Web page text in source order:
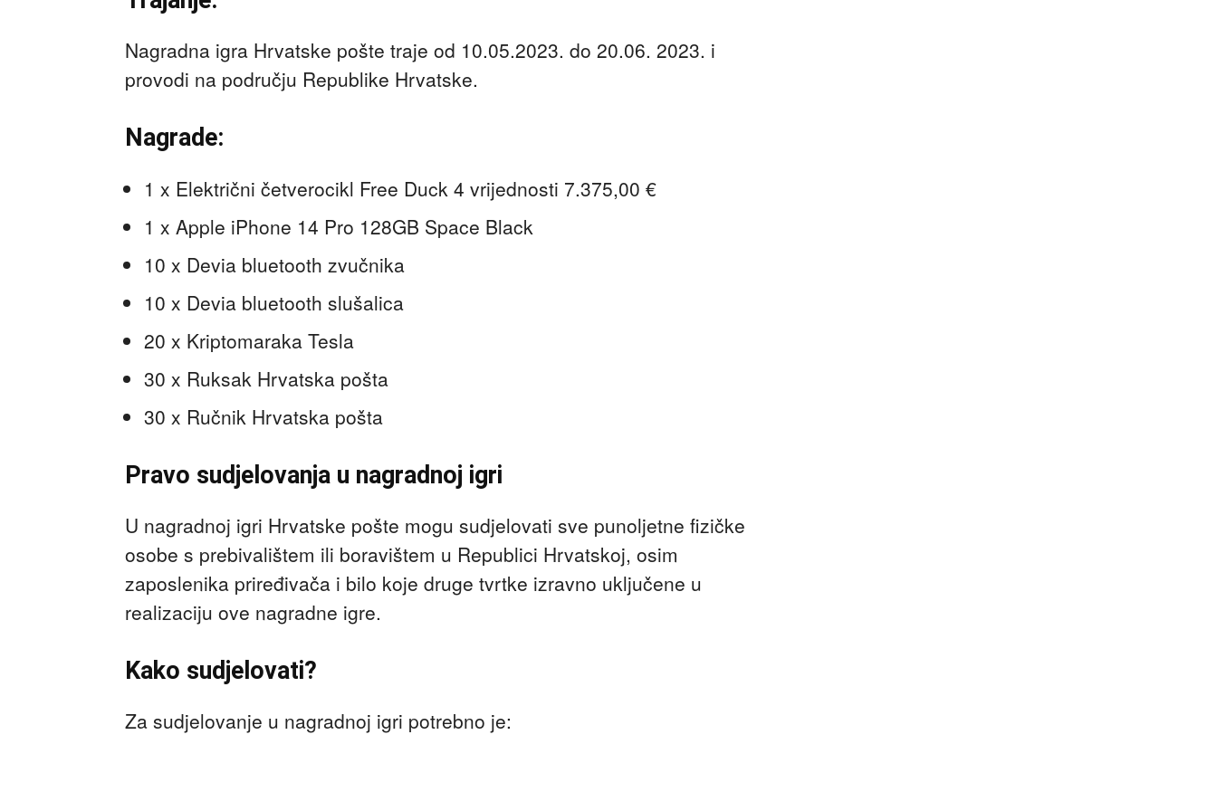
Nagradna igra Hrvatske pošte traje od 10.05.2023. do 20.06. 2023. i
provodi na području Republike Hrvatske.
Nagrade:
1 x Električni četverocikl Free Duck 4 vrijednosti 7.375,00 €
1 x Apple iPhone 14 Pro 128GB Space Black
10 x Devia bluetooth zvučnika
10 x Devia bluetooth slušalica
20 x Kriptomaraka Tesla
30 x Ruksak Hrvatska pošta
30 x Ručnik Hrvatska pošta
Pravo sudjelovanja u nagradnoj igri
U nagradnoj igri Hrvatske pošte mogu sudjelovati sve punoljetne fizičke
osobe s prebivalištem ili boravištem u Republici Hrvatskoj, osim
zaposlenika priređivača i bilo koje druge tvrtke izravno uključene u
realizaciju ove nagradne igre.
Kako sudjelovati?
Za sudjelovanje u nagradnoj igri potrebno je: